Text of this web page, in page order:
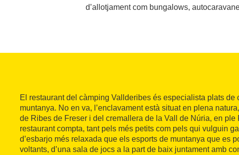
d’allotjament com bungalows,
El restaurant del càmping Vallderibes és especialista plats de
muntanya. No en va, l’enclavament està situat en plena
de Ribes de Freser i del cremallera de la Vall de Núria, en ple
restaurant compta, tant pels més petits com pels qui vulguin
d’esbarjo més relaxada que els esports de muntanya que es
voltants, d’una sala de jocs a la part de baix juntament amb